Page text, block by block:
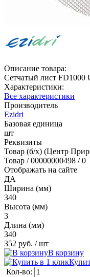
Описание товара:
Сетчатый лист FD1000
Характеристики:
Все характеристики
Производитель
Ezidri
Базовая единица
шт
Реквизиты
Товар (б/х) (Центр
Товар / 00000000498 / 0
Отображать на сайте
ДА
Ширина (мм)
340
Высота (мм)
3
Длина (мм)
340
352 руб. / шт
В корзину
Кол-во: